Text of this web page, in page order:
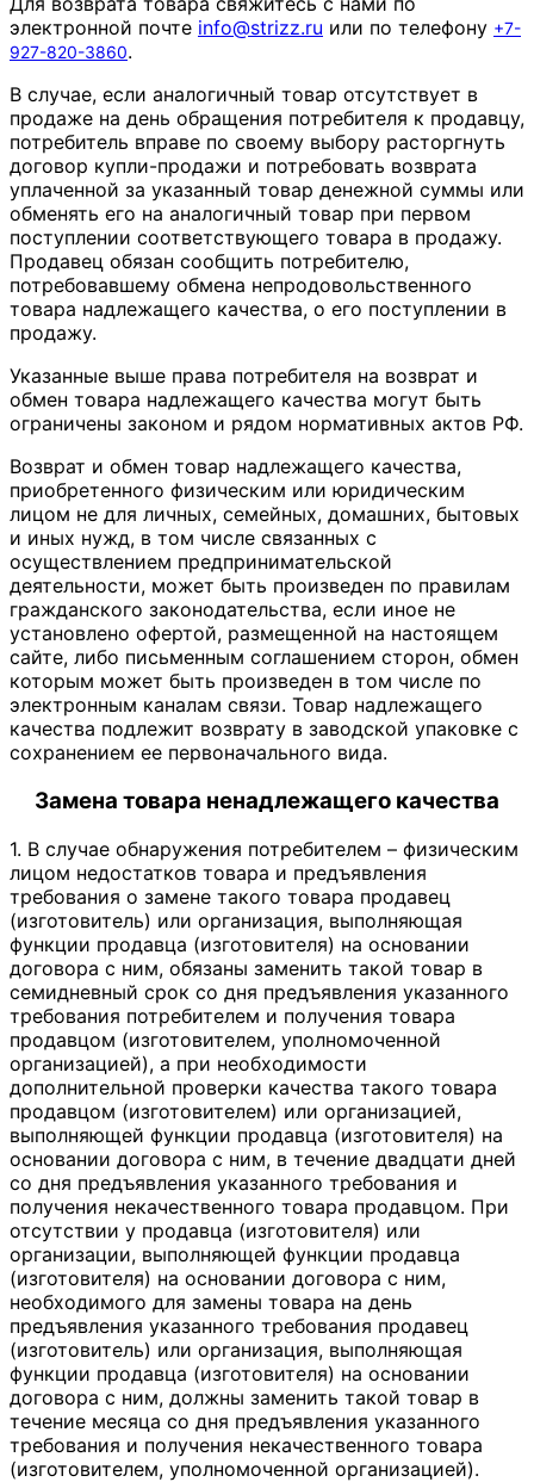
электронной почте info@strizz.ru или по телефону +7-
927-820-3860.
В случае, если аналогичный товар отсутствует в
продаже на день обращения потребителя к продавцу,
потребитель вправе по своему выбору расторгнуть
договор купли-продажи и потребовать возврата
уплаченной за указанный товар денежной суммы или
обменять его на аналогичный товар при первом
поступлении соответствующего товара в продажу.
Продавец обязан сообщить потребителю,
потребовавшему обмена непродовольственного
товара надлежащего качества, о его поступлении в
продажу.
Указанные выше права потребителя на возврат и
обмен товара надлежащего качества могут быть
ограничены законом и рядом нормативных актов РФ.
Возврат и обмен товар надлежащего качества,
приобретенного физическим или юридическим
лицом не для личных, семейных, домашних, бытовых
и иных нужд, в том числе связанных с
осуществлением предпринимательской
деятельности, может быть произведен по правилам
гражданского законодательства, если иное не
установлено офертой, размещенной на настоящем
сайте, либо письменным соглашением сторон, обмен
которым может быть произведен в том числе по
электронным каналам связи. Товар надлежащего
качества подлежит возврату в заводской упаковке с
сохранением ее первоначального вида.
Замена товара ненадлежащего качества
1. В случае обнаружения потребителем – физическим
лицом недостатков товара и предъявления
требования о замене такого товара продавец
(изготовитель) или организация, выполняющая
функции продавца (изготовителя) на основании
договора с ним, обязаны заменить такой товар в
семидневный срок со дня предъявления указанного
требования потребителем и получения товара
продавцом (изготовителем, уполномоченной
организацией), а при необходимости
дополнительной проверки качества такого товара
продавцом (изготовителем) или организацией,
выполняющей функции продавца (изготовителя) на
основании договора с ним, в течение двадцати дней
со дня предъявления указанного требования и
получения некачественного товара продавцом. При
отсутствии у продавца (изготовителя) или
организации, выполняющей функции продавца
(изготовителя) на основании договора с ним,
необходимого для замены товара на день
предъявления указанного требования продавец
(изготовитель) или организация, выполняющая
функции продавца (изготовителя) на основании
договора с ним, должны заменить такой товар в
течение месяца со дня предъявления указанного
требования и получения некачественного товара
(изготовителем, уполномоченной организацией).